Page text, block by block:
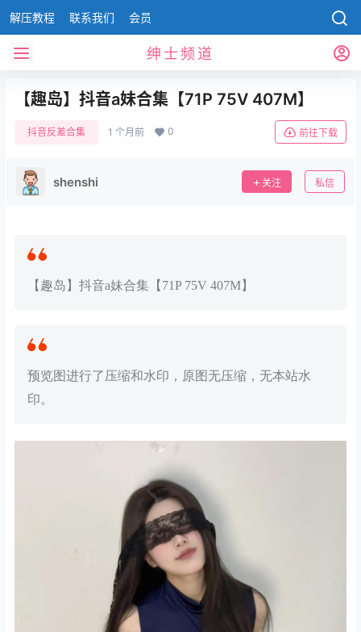
解压教程 联系我们 会员
绅士频道
【趣岛】抖音a妹合集【71P 75V 407M】
抖音反差合集 1 个月前 0 前往下载
shenshi 关注 私信
【趣岛】抖音a妹合集【71P 75V 407M】
预览图进行了压缩和水印，原图无压缩，无本站水
印。